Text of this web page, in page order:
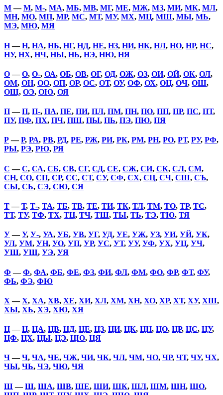
М—М, М-, МА, МБ, МВ, МГ, МЕ, МЖ, МЗ, МИ, МК, МЛ,
МН, МО, МП, МР, МС, МТ, МУ, МХ, МЦ, МШ, МЫ, МЬ,
МЭ, МЮ, МЯ
Н—Н, НА, НБ, НГ, НД, НЕ, НЗ, НИ, НК, НЛ, НО, НР, НС,
НУ, НХ, НЧ, НЫ, НЬ, НЭ, НЮ, НЯ
О—О, О-, ОА, ОБ, ОВ, ОГ, ОД, ОЖ, ОЗ, ОИ, ОЙ, ОК, ОЛ,
ОМ, ОН, ОО, ОП, ОР, ОС, ОТ, ОУ, ОФ, ОХ, ОЦ, ОЧ, ОШ,
ОЩ, ОЭ, ОЮ, ОЯ
П—П, П-, ПА, ПЕ, ПИ, ПЛ, ПМ, ПН, ПО, ПП, ПР, ПС, ПТ,
ПУ, ПФ, ПХ, ПЧ, ПШ, ПЫ, ПЬ, ПЭ, ПЮ, ПЯ
Р—Р, РА, РВ, РД, РЕ, РЖ, РИ, РК, РМ, РН, РО, РТ, РУ, РФ,
РЫ, РЭ, РЮ, РЯ
С —С, СА, СБ, СВ, СГ, СД, СЕ, СЖ, СИ, СК, СЛ, СМ,
СН, СО, СП, СР, СС, СТ, СУ, СФ, СХ, СЦ, СЧ, СШ, СЪ,
СЫ, СЬ, СЭ, СЮ, СЯ
Т—Т, Т-, ТА, ТБ, ТВ, ТЕ, ТИ, ТК, ТЛ, ТМ, ТО, ТР, ТС,
ТТ, ТУ, ТФ, ТХ, ТЦ, ТЧ, ТШ, ТЫ, ТЬ, ТЭ, ТЮ, ТЯ
У—У, У-, УА, УБ, УВ, УГ, УД, УЕ, УЖ, УЗ, УИ, УЙ, УК,
УЛ, УМ, УН, УО, УП, УР, УС, УТ, УУ, УФ, УХ, УЦ, УЧ,
УШ, УЩ, УЭ, УЯ
Ф —Ф, ФА, ФБ, ФЕ, ФЗ, ФИ, ФЛ, ФМ, ФО, ФР, ФТ, ФУ,
ФЬ, ФЭ, ФЮ
Х —Х, ХА, ХВ, ХЕ, ХИ, ХЛ, ХМ, ХН, ХО, ХР, ХТ, ХУ, ХШ,
ХЫ, ХЬ, ХЭ, ХЮ, ХЯ
Ц—Ц, ЦА, ЦВ, ЦД, ЦЕ, ЦЗ, ЦИ, ЦК, ЦН, ЦО, ЦР, ЦС, ЦУ,
ЦФ, ЦХ, ЦЫ, ЦЭ, ЦЮ, ЦЯ
Ч—Ч, ЧА, ЧЕ, ЧЖ, ЧИ, ЧК, ЧЛ, ЧМ, ЧО, ЧР, ЧТ, ЧУ, ЧХ,
ЧЫ, ЧЬ, ЧЭ, ЧЮ, ЧЯ
Ш—Ш, ША, ШВ, ШЕ, ШИ, ШК, ШЛ, ШМ, ШН, ШО,